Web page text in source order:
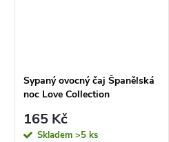
Sypaný ovocný čaj Španělská
noc Love Collection
165 Kč
Skladem >5 ks